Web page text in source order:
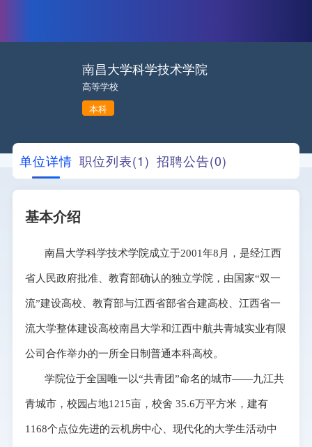
南昌大学科学技术学院
高等学校
本科
单位详情 职位列表(1) 招聘公告(0)
基本介绍
南昌大学科学技术学院成立于2001年8月，是经江西
省人民政府批准、教育部确认的独立学院，由国家“双一
流”建设高校、教育部与江西省部省合建高校、江西省一
流大学整体建设高校南昌大学和江西中航共青城实业有限
公司合作举办的一所全日制普通本科高校。
学院位于全国唯一以“共青团”命名的城市——九江共
青城市，校园占地1215亩，校舍 35.6万平方米，建有
1168个点位先进的云机房中心、现代化的大学生活动中